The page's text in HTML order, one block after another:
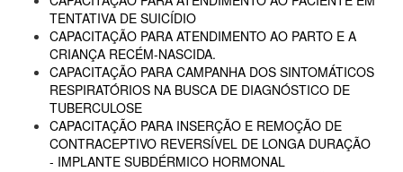
TENTATIVA DE SUICÍDIO
CAPACITAÇÃO PARA ATENDIMENTO AO PARTO E A
CRIANÇA RECÉM-NASCIDA.
CAPACITAÇÃO PARA CAMPANHA DOS SINTOMÁTICOS
RESPIRATÓRIOS NA BUSCA DE DIAGNÓSTICO DE
TUBERCULOSE
CAPACITAÇÃO PARA INSERÇÃO E REMOÇÃO DE
CONTRACEPTIVO REVERSÍVEL DE LONGA DURAÇÃO
- IMPLANTE SUBDÉRMICO HORMONAL